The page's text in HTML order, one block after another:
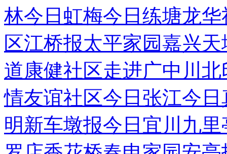
林今日虹梅今日练塘龙华
区江桥报太平家园嘉兴天
道康健社区走进广中 川
情友谊社区今日张江今日
明新车墩报今日宜川 九里